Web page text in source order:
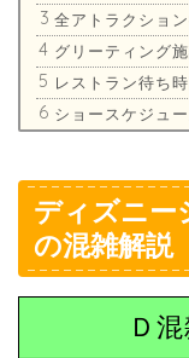
全アトラクショ
グリーティング
レストラン待ち
ショースケジュ
ディズニー
の混雑解説
Ｄ